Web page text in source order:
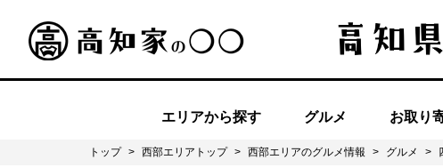
エリアから探す グルメ お取り
トップ > 西部エリアトップ > 西部エリアのグルメ情報 > グルメ >